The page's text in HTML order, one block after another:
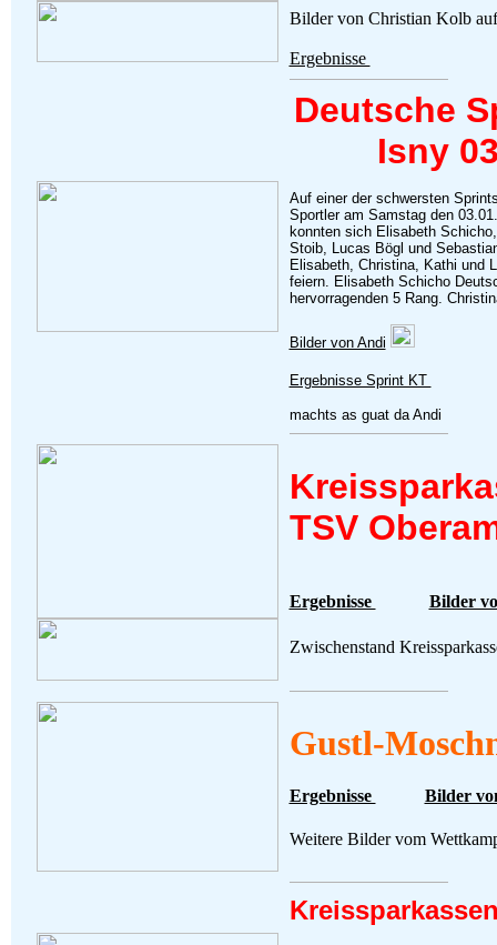
Bilder von Christian Kolb
Ergebnisse
Deutsche
Isny
Auf einer der schwersten
Sportler am Samstag den
konnten sich Elisabeth
Stoib, Lucas Bögl und
Elisabeth, Christina, Kathi und
feiern. Elisabeth Schicho
hervorragenden 5 Rang.
Bilder von Andi
Ergebnisse Sprint KT
machts as guat da Andi
TSV
Ergebnisse Bilder
Zwischenstand
Gustl-
Ergebnisse Bilder
Weitere Bilder vom